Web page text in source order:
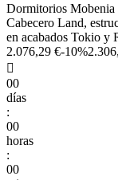
Dormitorios Mobenia
Cabecero Land,
en acabados Tokio y
2.076,29 €-10%

00
días
:
00
horas
:
00